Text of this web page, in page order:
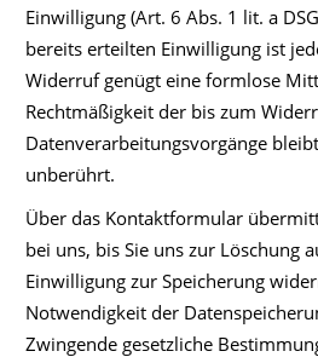
Einwilligung (Art. 6 Abs. 1 lit. a
bereits erteilten Einwilligung ist
Widerruf genügt eine formlose
Rechtmäßigkeit der bis zum
Datenverarbeitungsvorgänge
unberührt.
Über das Kontaktformular
bei uns, bis Sie uns zur Löschung
Einwilligung zur Speicherung
Notwendigkeit der
Zwingende gesetzliche